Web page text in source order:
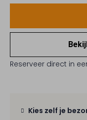
Reserveer direct in
Kies zelf je